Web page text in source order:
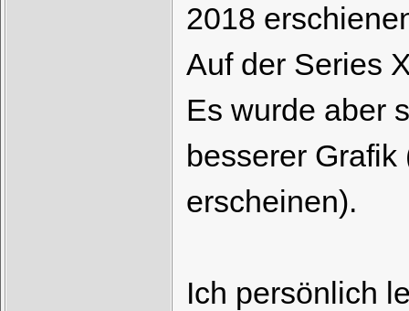
2018
Auf der Series
Es wurde aber
besserer
erscheinen).
Ich persönlich